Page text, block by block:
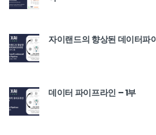
자이랜드의 향상된 데이터파
데이터 파이프라인 – 1부